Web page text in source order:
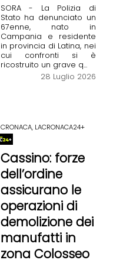
SORA - La Polizia di
Stato ha denunciato un
67enne, nato in
Campania e residente
in provincia di Latina, nei
cui confronti si è
ricostruito un grave q...
28 Luglio 2026
CRONACA, LACRONACA24+
Cassino: forze
dell’ordine
assicurano le
operazioni di
demolizione dei
manufatti in
zona Colosseo